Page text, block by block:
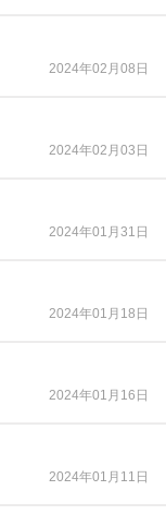
2024年02月08日
2024年02月03日
2024年01月31日
2024年01月18日
2024年01月16日
2024年01月11日